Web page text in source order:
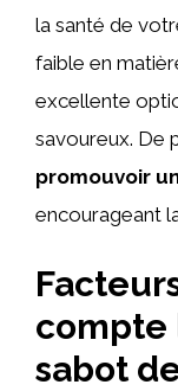
la santé de
faible en
excellente
savoureux. De
promouvoir
encourageant
compte
sabot